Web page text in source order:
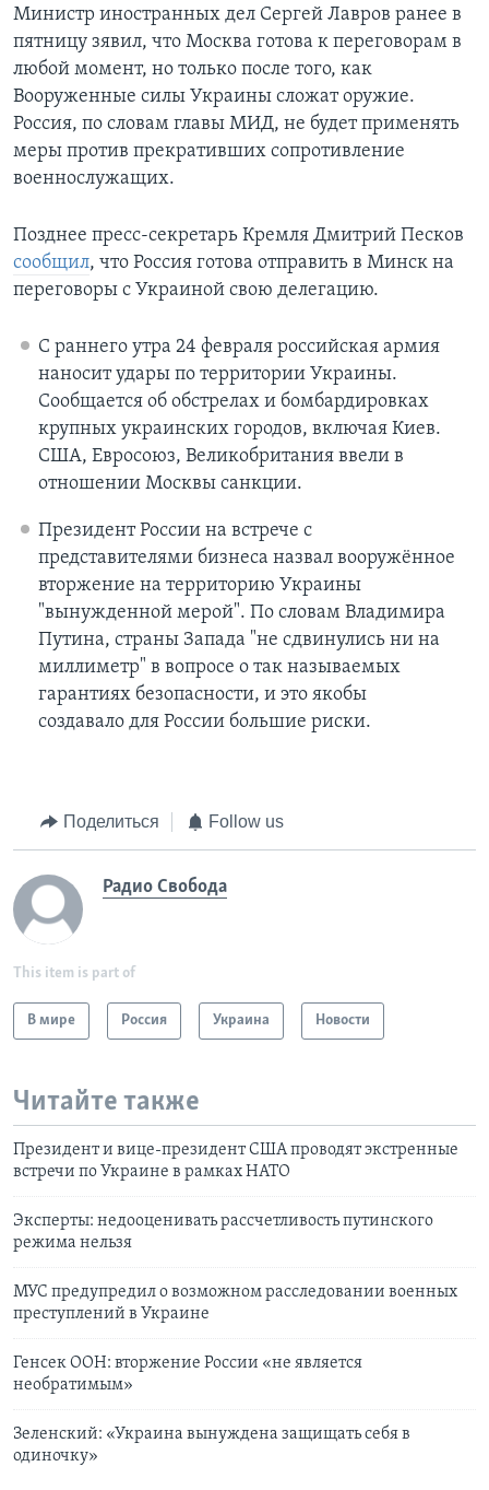
Министр иностранных дел Сергей Лавров ранее в
пятницу зявил, что Москва готова к переговорам в
любой момент, но только после того, как
Вооруженные силы Украины сложат оружие.
Россия, по словам главы МИД, не будет применять
меры против прекративших сопротивление
военнослужащих.
Позднее пресс-секретарь Кремля Дмитрий Песков
сообщил, что Россия готова отправить в Минск на
переговоры с Украиной свою делегацию.
C раннего утра 24 февраля российская армия
наносит удары по территории Украины.
Сообщается об обстрелах и бомбардировках
крупных украинских городов, включая Киев.
США, Евросоюз, Великобритания ввели в
отношении Москвы санкции.
Президент России на встрече с
представителями бизнеса назвал вооружённое
вторжение на территорию Украины
"вынужденной мерой". По словам Владимира
Путина, страны Запада "не сдвинулись ни на
миллиметр" в вопросе о так называемых
гарантиях безопасности, и это якобы
создавало для России большие риски.
Поделиться Follow us
Радио Свобода
This item is part of
В мире Россия Украина Новости
Читайте также
Президент и вице-президент США проводят экстренные
встречи по Украине в рамках НАТО
Эксперты: недооценивать рассчетливость путинского
режима нельзя
МУС предупредил о возможном расследовании военных
преступлений в Украине
Генсек ООН: вторжение России «не является
необратимым»
Зеленский: «Украина вынуждена защищать себя в
одиночку»